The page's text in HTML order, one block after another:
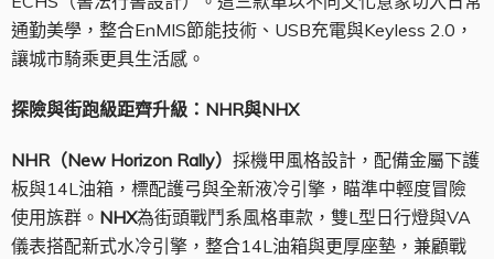
通勤美學，整合EnMIS節能技術、USB充電與Keyless 2.0，
讓城市騎乘更具生活感。
探險與街跑級距齊升級：NHR與NHX
NHR （New Horizon Rally） 採機甲風格設計，配備金屬下護
板與14L油箱，標配護弓與全新液冷引擎，瞄準中輕度冒險
使用族群。 NHX為街頭戰鬥系風格車款，雙L型日行燈與VA
儀表搭配新式水冷引擎，整合14L油箱與更厚座墊，兼顧戰